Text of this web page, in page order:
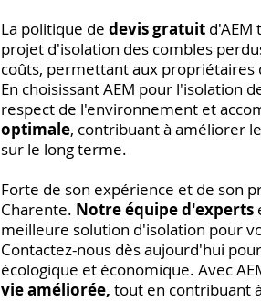
La politique de devis gratuit d'AEM
projet d'isolation des combles
coûts, permettant aux propriétaires
En choisissant AEM pour l'isolation
respect de l'environnement et
optimale, contribuant à améliorer
sur le long terme.
Forte de son expérience et de son
Charente. Notre équipe d'experts
meilleure solution d'isolation pour
Contactez-nous dès aujourd'hui
écologique et économique. Avec
vie améliorée, tout en contribuant